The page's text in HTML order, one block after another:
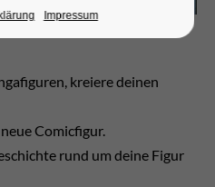
kreiere deinen
Comicfigur.
rund um deine Figur
Impressum